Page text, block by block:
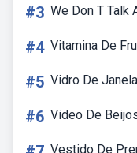
#3 We Don T Talk
#4 Vitamina De
#5 Vidro De
#6 Video De
Vestido De